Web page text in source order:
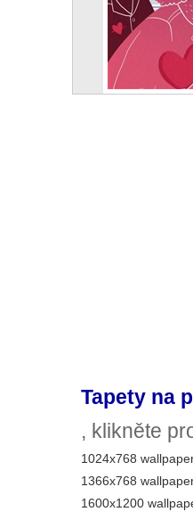
Tapety na
, klikněte
1024x768
1366x768
1600x1200